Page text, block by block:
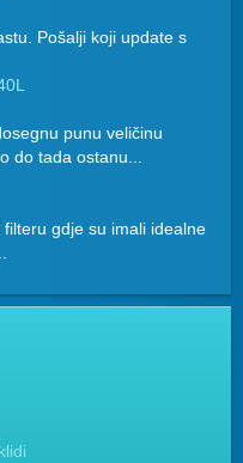
Pošalji koji update s
punu veličinu
do tada ostanu...
gdje su imali idealne